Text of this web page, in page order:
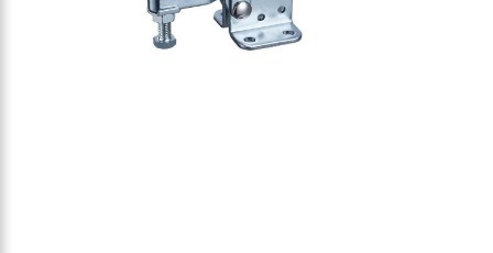
Vertikalspanner 910N